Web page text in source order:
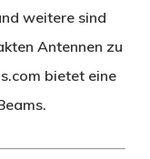
weitere sind
Antennen zu
bietet eine